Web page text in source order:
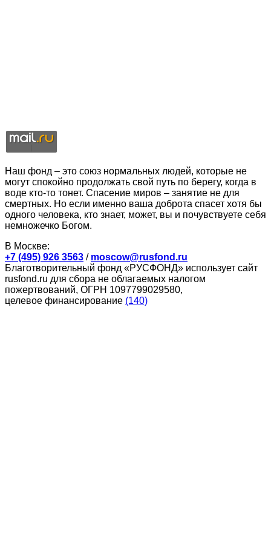
Наш фонд – это союз нормальных людей, которые не
могут спокойно продолжать свой путь по берегу, когда в
воде кто-то тонет. Спасение миров – занятие не для
смертных. Но если именно ваша доброта спасет хотя бы
одного человека, кто знает, может, вы и почувствуете себя
немножечко Богом.
В Москве:
+7 (495) 926 3563 / moscow@rusfond.ru
Благотворительный фонд «РУСФОНД» использует сайт
rusfond.ru для сбора не облагаемых налогом
пожертвований, ОГРН 1097799029580,
целевое финансирование (140)